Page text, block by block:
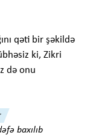
qəti bir şəkildə
ki, Zikri
də onu
baxılıb